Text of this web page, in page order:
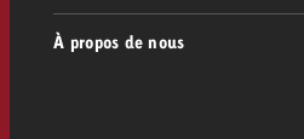
Directives publicitaires
Digital Out of Home
Portfolio Goldbach
À propos de nous